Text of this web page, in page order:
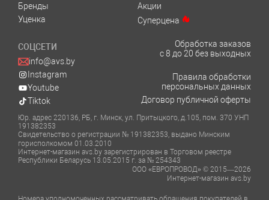
Бренды
Уценка
Акции
Суперцена
СОЦСЕТИ
info@avs.by
Instagram
Youtube
Tiktok
Обработка заказов
с 8 до 20 без выходных
Правила обработки
персональных данных
Договор публичной оферты
Юр. адрес 220136, РБ, г. Минск, ул. Притыцкого, д.105, пом. 370 УНП
191382353
Свидетельство о регистрации № 191382353, выдано Минским
горисполкомом 01.03.2010
Интернет-магазин avs.by зарегистрирован в Торговом реестре
Республики Беларусь 13.05.2015 г. за № 254343
ООО «ЕВРОПРОВОД» © 2015—2026
Интернет-магазин avs.by